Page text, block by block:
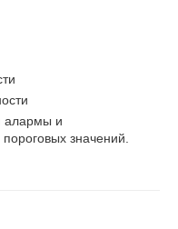
алармы и
значений.